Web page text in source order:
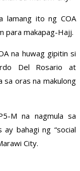
lamang ito ng COA
para makapag-Hajj.
na huwag gipitin si
Del Rosario at
sa oras na makulong
M na nagmula sa
ay bahagi ng “social
City.